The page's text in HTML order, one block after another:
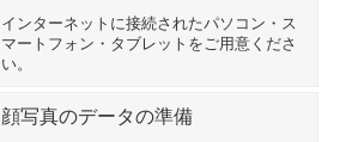
インターネットに接続されたパソコン・ス
マートフォン・タブレットをご用意くださ
い。
顔写真のデータの準備